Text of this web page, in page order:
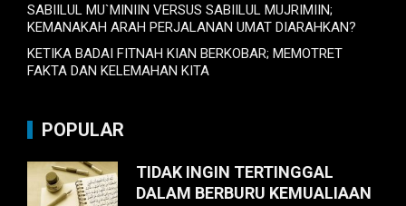
SABIILUL MU`MINIIN VERSUS SABIILUL MUJRIMIIN;
KEMANAKAH ARAH PERJALANAN UMAT DIARAHKAN?
KETIKA BADAI FITNAH KIAN BERKOBAR; MEMOTRET
FAKTA DAN KELEMAHAN KITA
POPULAR
TIDAK INGIN TERTINGGAL
DALAM BERBURU KEMUALIAAN